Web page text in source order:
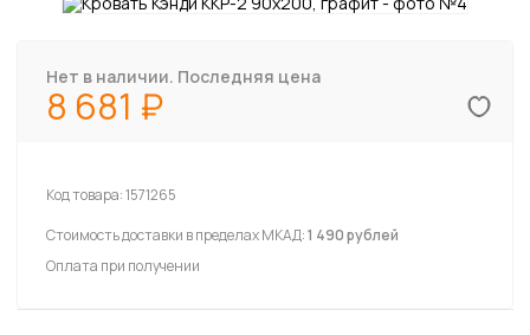
Нет в наличии. Последняя цена
8 681
Код товара:1571265
Стоимость доставки в пределах МКАД:1 490 рублей
Оплата при получении